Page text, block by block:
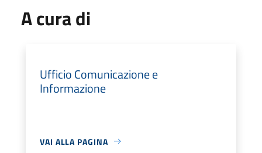
A cura di
Ufficio Comunicazione e
Informazione
VAI ALLA PAGINA